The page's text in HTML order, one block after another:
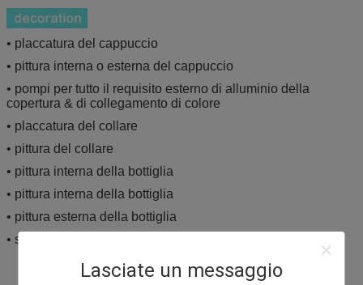
Lasciate un messaggio
• placcatura del cappuccio
• pittura interna o esterna del cappuccio
• pompi per tutto il requisito esterno di alluminio della
copertura & di collegamento di colore
• placcatura del collare
• pittura del collare
• pittura interna della bottiglia
• pittura interna della bottiglia
• pittura esterna della bottiglia
• stampa esterna della bottiglia